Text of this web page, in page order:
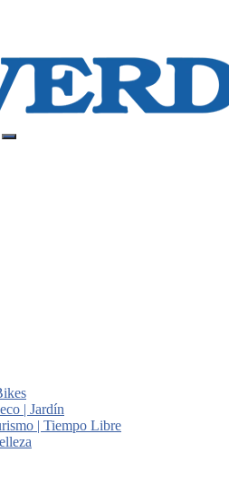
| Jardín
| Tiempo Libre